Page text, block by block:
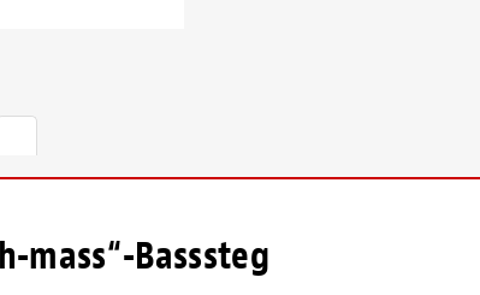
mass“-Basssteg